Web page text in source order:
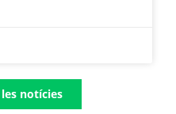
notícies